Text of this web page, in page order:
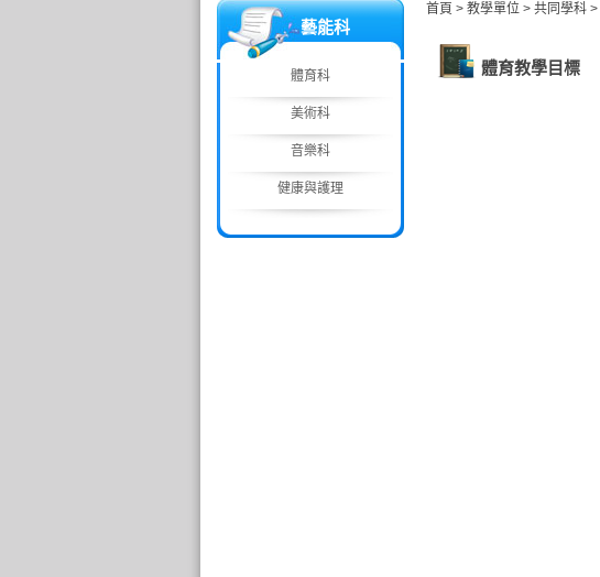
藝能科
體育科
美術科
音樂科
健康與護理
首頁 > 教學單位 > 共同學科 >
體育教學目標